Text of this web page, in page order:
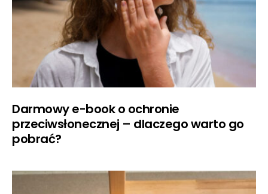
Darmowy e-book o ochronie
przeciwsłonecznej – dlaczego warto go
pobrać?